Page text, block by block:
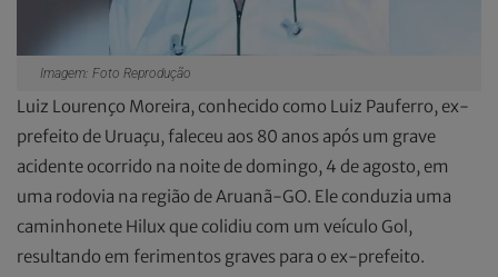
Imagem: Foto Reprodução
Luiz Lourenço Moreira, conhecido como Luiz Pauferro, ex-
prefeito de Uruaçu, faleceu aos 80 anos após um grave
acidente ocorrido na noite de domingo, 4 de agosto, em
uma rodovia na região de Aruanã-GO. Ele conduzia uma
caminhonete Hilux que colidiu com um veículo Gol,
resultando em ferimentos graves para o ex-prefeito.